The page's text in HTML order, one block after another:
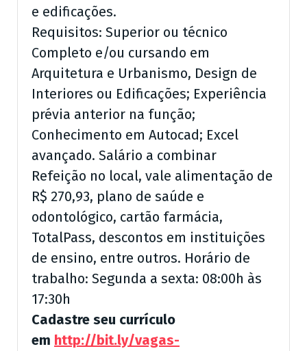
e edificações.
Requisitos: Superior ou técnico
Completo e/ou cursando em
Arquitetura e Urbanismo, Design de
Interiores ou Edificações; Experiência
prévia anterior na função;
Conhecimento em Autocad; Excel
avançado. Salário a combinar
Refeição no local, vale alimentação de
R$ 270,93, plano de saúde e
odontológico, cartão farmácia,
TotalPass, descontos em instituições
de ensino, entre outros. Horário de
trabalho: Segunda a sexta: 08:00h às
17:30h
Cadastre seu currículo
em http://bit.ly/vagas-